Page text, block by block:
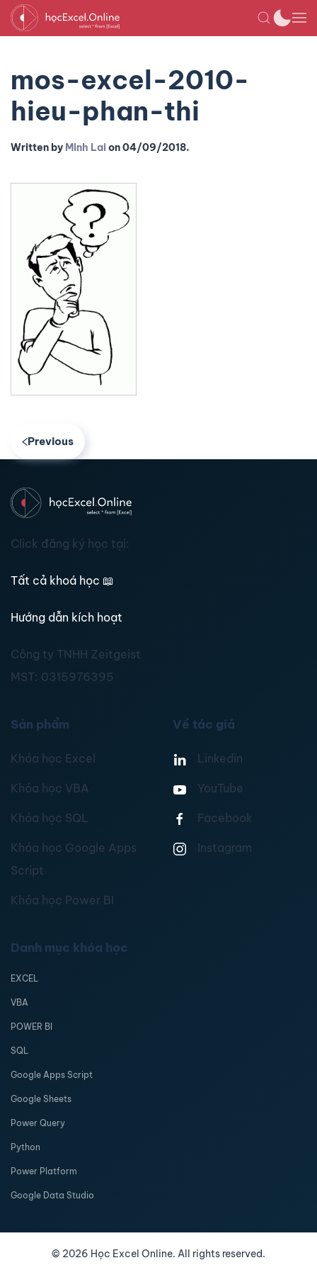
mos-excel-2010-
hieu-phan-thi
Written by Minh Laion04/09/2018.
Previous
Click đăng ký học tại:
Tất cả khoá học 📖
Hướng dẫn kích hoạt
Công ty TNHH Zeitgeist
MST: 0315976395
Sản phẩm
Khóa học Excel
Khóa học VBA
Khóa học SQL
Khóa học Google Apps
Script
Khóa học Power BI
Về tác giả
Linkedin
YouTube
Facebook
Instagram
Danh mục khóa học
EXCEL
VBA
POWER BI
SQL
Google Apps Script
Google Sheets
Power Query
Python
Power Platform
Google Data Studio
© 2026 Học Excel Online. All rights reserved.